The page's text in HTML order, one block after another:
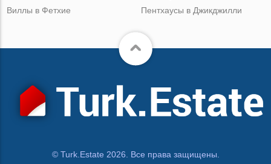
Виллы в Фетхие
Пентхаусы в Джикджилли
© Turk.Estate 2026. Все права защищены.